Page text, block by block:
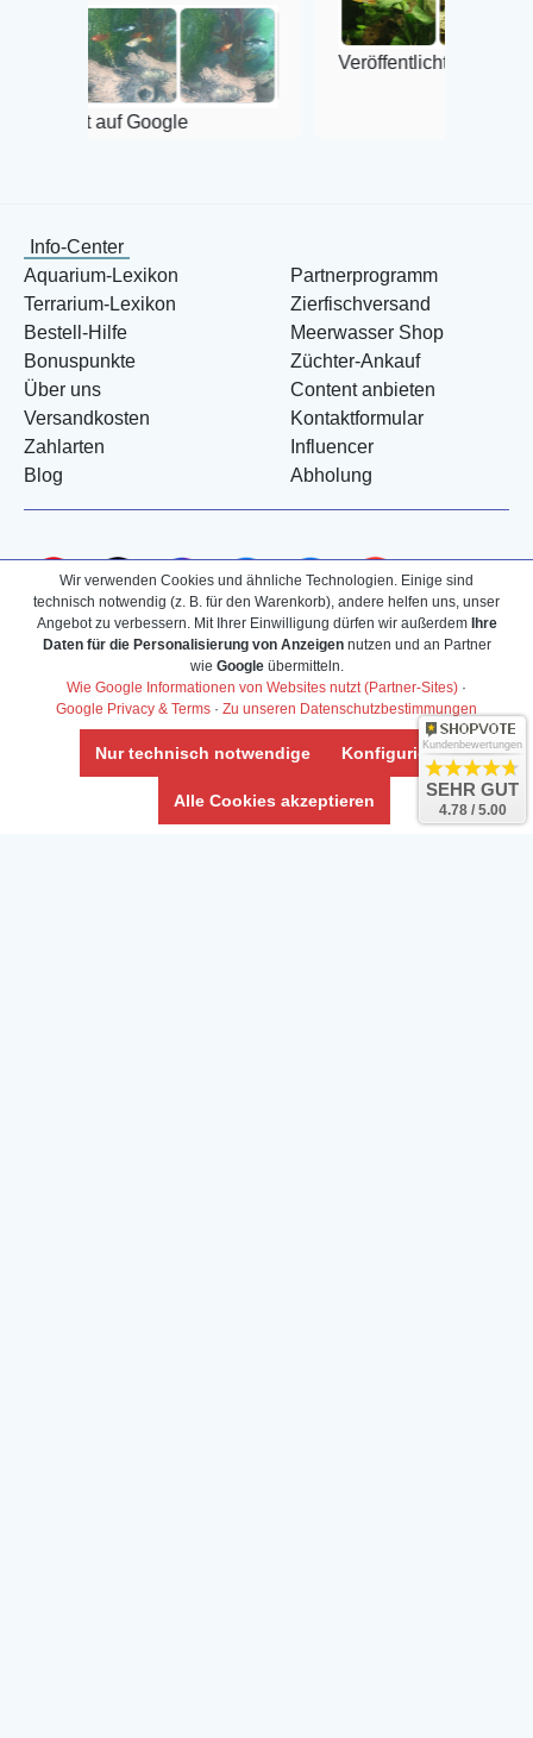
Veröffentlicht auf Google
Info-Center
Aquarium-Lexikon
Terrarium-Lexikon
Bestell-Hilfe
Bonuspunkte
Über uns
Versandkosten
Zahlarten
Blog
Partnerprogramm
Zierfischversand
Meerwasser Shop
Züchter-Ankauf
Content anbieten
Kontaktformular
Influencer
Abholung
Wir verwenden Cookies und ähnliche Technologien. Einige sind
technisch notwendig (z. B. für den Warenkorb), andere helfen uns, unser
Angebot zu verbessern. Mit Ihrer Einwilligung dürfen wir außerdem Ihre
Daten für die Personalisierung von Anzeigennutzen und an Partner
wie Googleübermitteln.
Wie Google Informationen von Websites nutzt (Partner-Sites) ·
Google Privacy & Terms · Zu unseren Datenschutzbestimmungen
Nur technisch notwendige Konfigurieren
Alle Cookies akzeptieren
Kundenbewertungen
SEHR GUT
4.78 / 5.00